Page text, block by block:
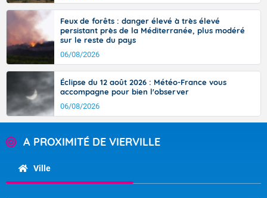
Feux de forêts : danger élevé à très élevé
persistant près de la Méditerranée, plus modéré
sur le reste du pays
06/08/2026
Éclipse du 12 août 2026 : Météo-France vous
accompagne pour bien l'observer
06/08/2026
A PROXIMITÉ DE VIERVILLE
Ville